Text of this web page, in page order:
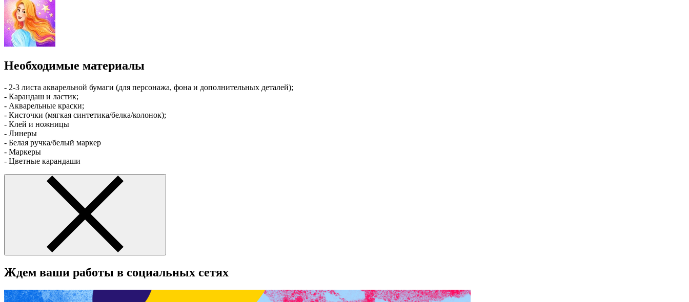
Необходимые материалы
- 2-3 листа акварельной бумаги (для персонажа, фона и дополнительных деталей);
- Карандаш и ластик;
- Акварельные краски;
- Кисточки (мягкая синтетика/белка/колонок);
- Клей и ножницы
- Линеры
- Белая ручка/белый маркер
- Маркеры
- Цветные карандаши
Ждем ваши работы в социальных сетях